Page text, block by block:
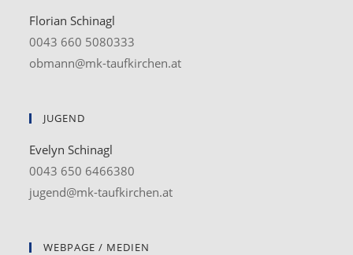
Florian Schinagl
0043 660 5080333
obmann@mk-taufkirchen.at
JUGEND
Evelyn Schinagl
0043 650 6466380
jugend@mk-taufkirchen.at
WEBPAGE / MEDIEN